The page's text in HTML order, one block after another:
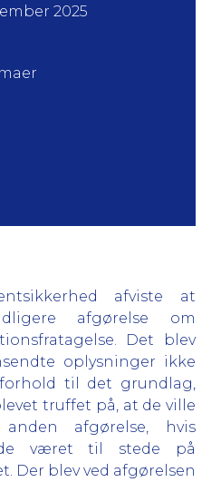
2025
afviste at
afgørelse om
Det blev
oplysninger ikke
til det grundlag,
truffet på, at de ville
afgørelse, hvis
været til stede på
Der blev ved afgørelsen